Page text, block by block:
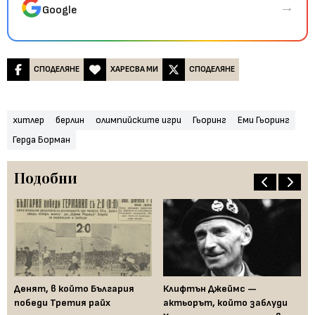
Google
→
СПОДЕЛЯНЕ ХАРЕСВА МИ СПОДЕЛЯНЕ
хитлер берлин олимпийските игри Гьоринг
Еми Гьоринг
Герда Борман
Подобни
Денят, в който България
победи Третия райх
Клифтън Джеймс —
актьорът, който заблуди